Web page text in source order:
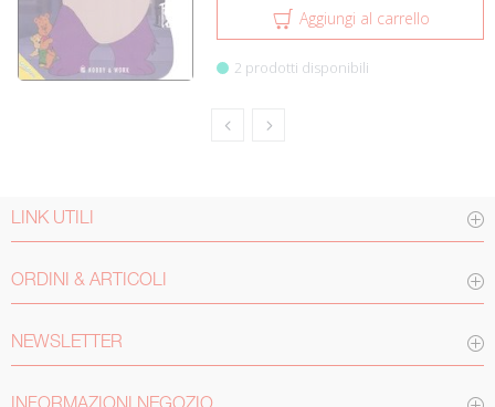
Aggiungi al carrello
2 prodotti disponibili
LINK UTILI
ORDINI & ARTICOLI
NEWSLETTER